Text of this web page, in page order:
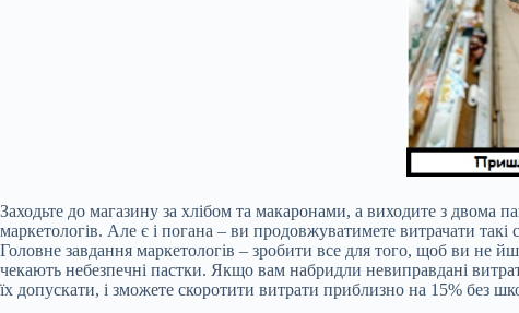
Заходьте до магазину за хлібом та макаронами, а виходите з двома
маркетологів. Але є і погана – ви продовжуватимете витрачати
Головне завдання маркетологів – зробити все для того, щоб ви не
чекають небезпечні пастки. Якщо вам набридли невиправдані
їх допускати, і зможете скоротити витрати приблизно на 15% без